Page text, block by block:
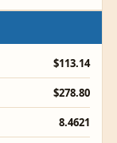
$113.14
$278.80
8.4621